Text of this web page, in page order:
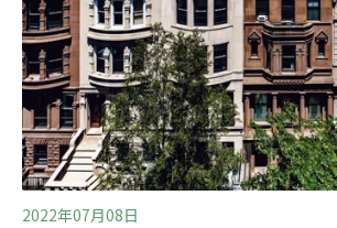
建業占全球碳排近四成，遠高於工業、
發會公布2050淨零路徑，規劃2050年所
既有建築要達到近零碳建築，在國際趨
建築產業的轉型已迫在眉睫。
2022年07月08日